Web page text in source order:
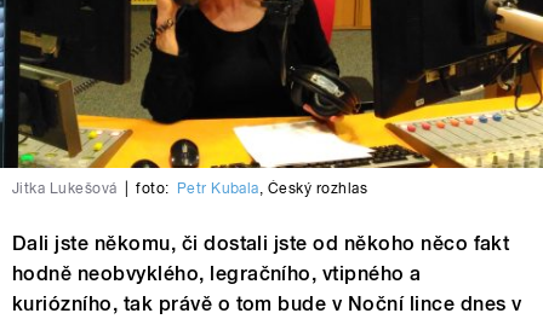
Jitka Lukešová foto: Petr Kubala, Český rozhlas
Dali jste někomu, či dostali jste od někoho něco fakt
hodně neobvyklého, legračního, vtipného a
kuriózního, tak právě o tom bude v Noční lince dnes v